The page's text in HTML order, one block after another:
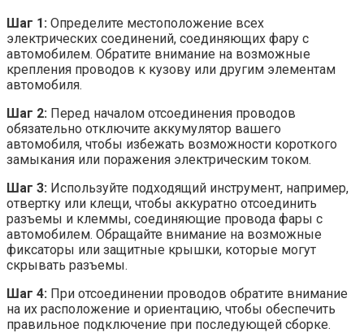
Шаг 1: Определите местоположение всех
электрических соединений, соединяющих фару с
автомобилем. Обратите внимание на возможные
крепления проводов к кузову или другим элементам
автомобиля.
Шаг 2: Перед началом отсоединения проводов
обязательно отключите аккумулятор вашего
автомобиля, чтобы избежать возможности короткого
замыкания или поражения электрическим током.
Шаг 3: Используйте подходящий инструмент, например,
отвертку или клещи, чтобы аккуратно отсоединить
разъемы и клеммы, соединяющие провода фары с
автомобилем. Обращайте внимание на возможные
фиксаторы или защитные крышки, которые могут
скрывать разъемы.
Шаг 4: При отсоединении проводов обратите внимание
на их расположение и ориентацию, чтобы обеспечить
правильное подключение при последующей сборке.